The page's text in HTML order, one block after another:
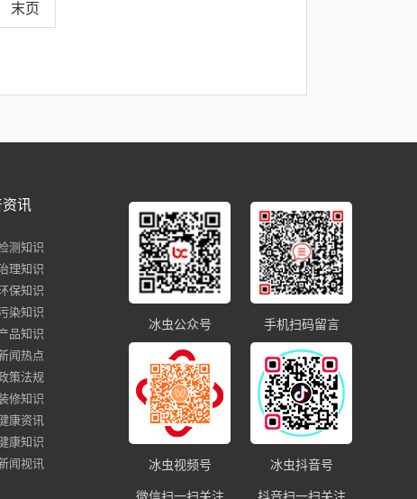
末页
讯
测知识
理知识
保知识
染知识
品知识
闻热点
策法规
修知识
康资讯
康知识
闻视讯
手机扫码留言
冰虫公众号
冰虫抖音号
冰虫视频号